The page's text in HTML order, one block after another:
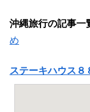
沖縄旅行の記事一
め
ステーキハウス８